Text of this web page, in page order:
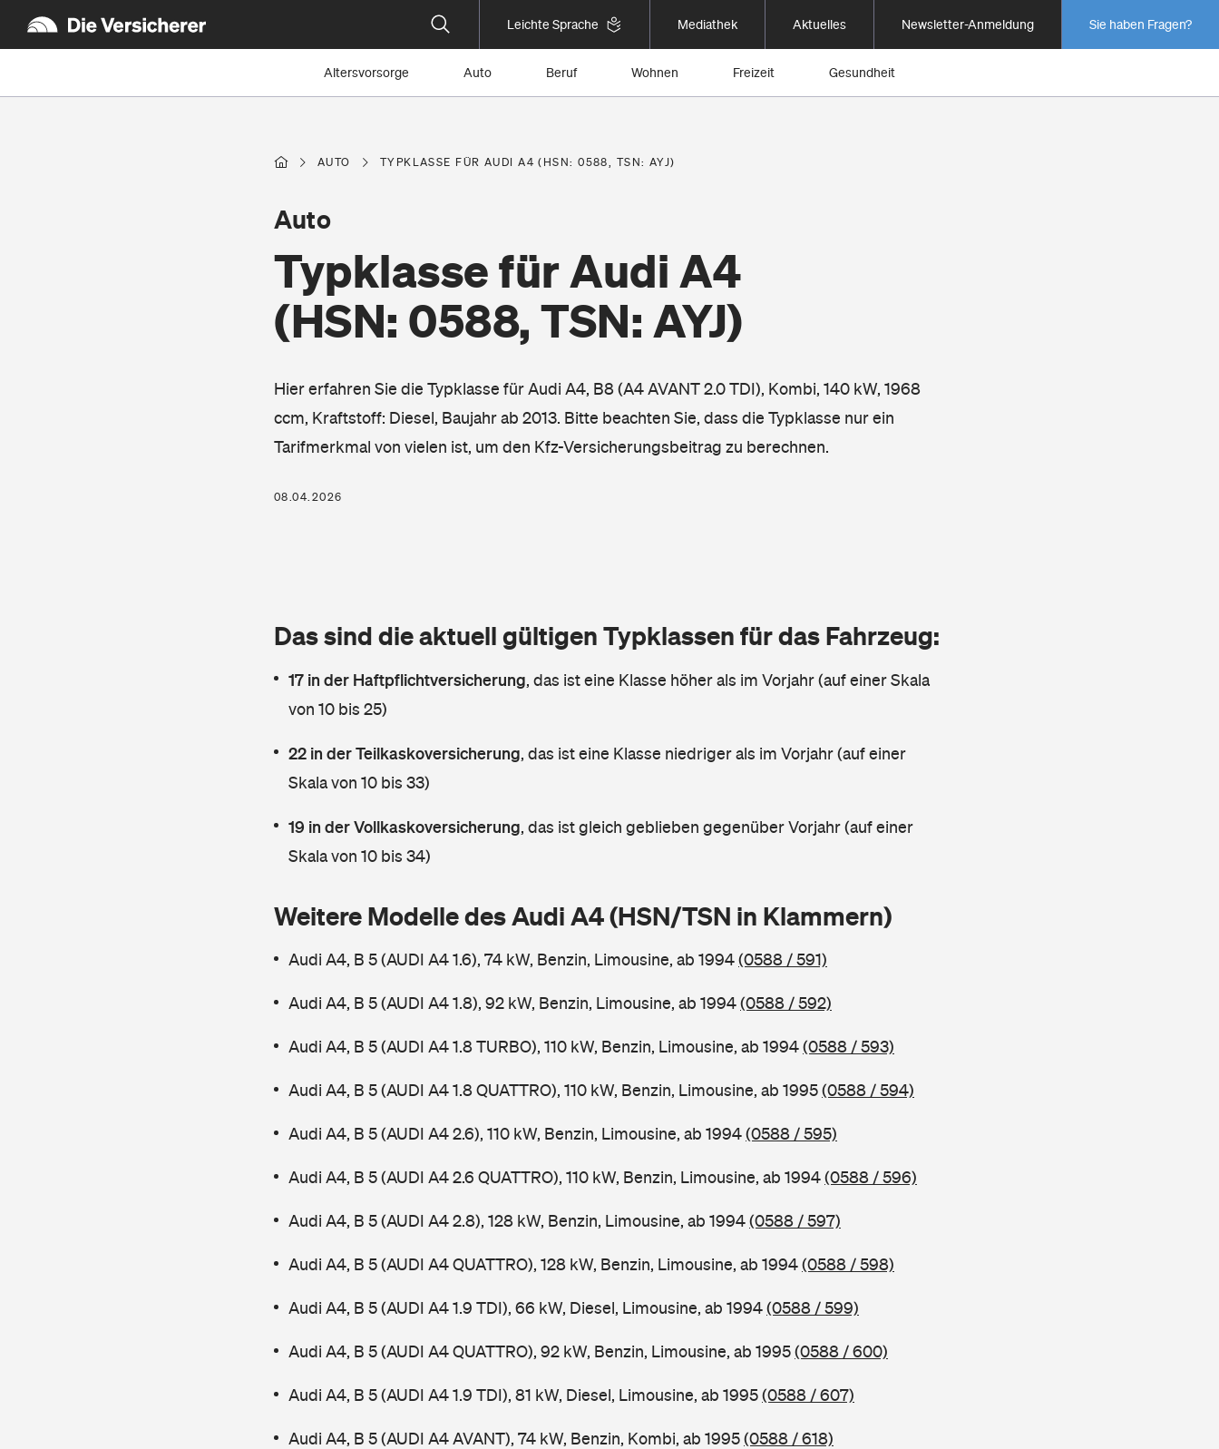
Leichte Sprache Mediathek Aktuelles Newsletter-Anmeldung Sie haben Fragen?
Altersvorsorge Auto Beruf Wohnen Freizeit Gesundheit
AUTO TYPKLASSE FÜR AUDI A4 (HSN: 0588, TSN: AYJ)
Typklasse für Audi A4
(HSN: 0588, TSN: AYJ)
Auto
Hier erfahren Sie die Typklasse für Audi A4, B8 (A4 AVANT 2.0 TDI), Kombi, 140 kW, 1968
ccm, Kraftstoff: Diesel, Baujahr ab 2013. Bitte beachten Sie, dass die Typklasse nur ein
Tarifmerkmal von vielen ist, um den Kfz-Versicherungsbeitrag zu berechnen.
08.04.2026
Das sind die aktuell gültigen Typklassen für das Fahrzeug:
17 in der Haftpflichtversicherung, das ist eine Klasse höher als im Vorjahr (auf einer Skala
von 10 bis 25)
22 in der Teilkaskoversicherung, das ist eine Klasse niedriger als im Vorjahr (auf einer
Skala von 10 bis 33)
19 in der Vollkaskoversicherung, das ist gleich geblieben gegenüber Vorjahr (auf einer
Skala von 10 bis 34)
Weitere Modelle des Audi A4 (HSN/TSN in Klammern)
Audi A4, B 5 (AUDI A4 1.6), 74 kW, Benzin, Limousine, ab 1994(0588 / 591)
Audi A4, B 5 (AUDI A4 1.8), 92 kW, Benzin, Limousine, ab 1994(0588 / 592)
Audi A4, B 5 (AUDI A4 1.8 TURBO), 110 kW, Benzin, Limousine, ab 1994(0588 / 593)
Audi A4, B 5 (AUDI A4 1.8 QUATTRO), 110 kW, Benzin, Limousine, ab 1995(0588 / 594)
Audi A4, B 5 (AUDI A4 2.6), 110 kW, Benzin, Limousine, ab 1994(0588 / 595)
Audi A4, B 5 (AUDI A4 2.6 QUATTRO), 110 kW, Benzin, Limousine, ab 1994(0588 / 596)
Audi A4, B 5 (AUDI A4 2.8), 128 kW, Benzin, Limousine, ab 1994(0588 / 597)
Audi A4, B 5 (AUDI A4 QUATTRO), 128 kW, Benzin, Limousine, ab 1994(0588 / 598)
Audi A4, B 5 (AUDI A4 1.9 TDI), 66 kW, Diesel, Limousine, ab 1994(0588 / 599)
Audi A4, B 5 (AUDI A4 QUATTRO), 92 kW, Benzin, Limousine, ab 1995(0588 / 600)
Audi A4, B 5 (AUDI A4 1.9 TDI), 81 kW, Diesel, Limousine, ab 1995(0588 / 607)
Audi A4, B 5 (AUDI A4 AVANT), 74 kW, Benzin, Kombi, ab 1995(0588 / 618)